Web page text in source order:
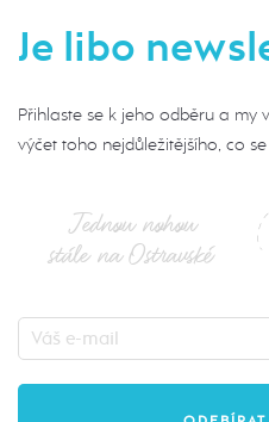
Je libo
Přihlaste se k jeho odběru a my
výčet toho nejdůležitějšího, co
Jednou nohou
stále na Ostravské